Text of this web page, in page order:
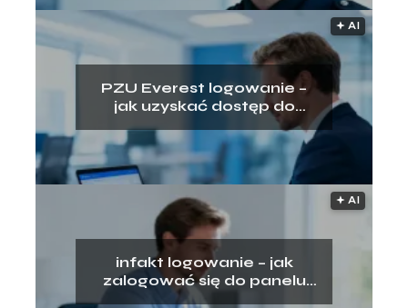
🟅 AI
PZU Everest logowanie –
jak uzyskać dostęp do
🟅 AI
infakt logowanie – jak
zalogować się do panelu
klienta?